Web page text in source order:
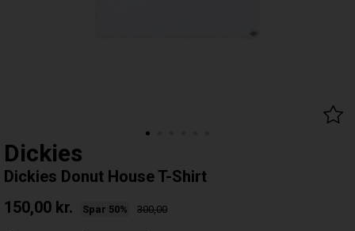
Dickies
Dickies Donut House T-Shirt
150,00 kr. Spar 50% 300,00